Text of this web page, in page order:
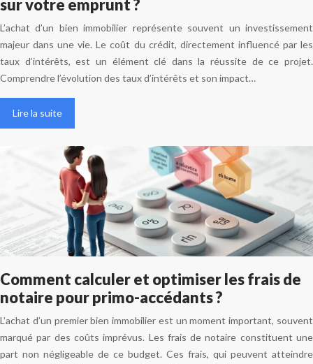
sur votre emprunt ?
L’achat d’un bien immobilier représente souvent un investissement
majeur dans une vie. Le coût du crédit, directement influencé par les
taux d’intérêts, est un élément clé dans la réussite de ce projet.
Comprendre l’évolution des taux d’intérêts et son impact…
Lire la suite
Comment calculer et optimiser les frais de
notaire pour primo-accédants ?
L’achat d’un premier bien immobilier est un moment important, souvent
marqué par des coûts imprévus. Les frais de notaire constituent une
part non négligeable de ce budget. Ces frais, qui peuvent atteindre